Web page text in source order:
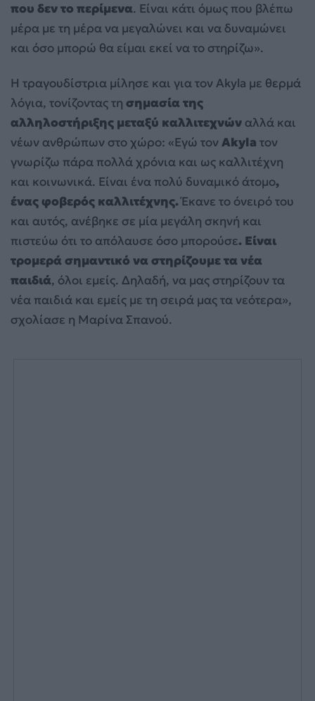
που δεν το περίμενα. Είναι κάτι όμως που βλέπω
μέρα με τη μέρα να μεγαλώνει και να δυναμώνει
και όσο μπορώ θα είμαι εκεί να το στηρίζω».
Η τραγουδίστρια μίλησε και για τον Akyla με θερμά
λόγια, τονίζοντας τη σημασία της
αλληλοστήριξης μεταξύ καλλιτεχνών αλλά και
νέων ανθρώπων στο χώρο: «Εγώ τονAkyla τον
γνωρίζω πάρα πολλά χρόνια και ως καλλιτέχνη
και κοινωνικά. Είναι ένα πολύ δυναμικό άτομο,
ένας φοβερός καλλιτέχνης.Έκανε το όνειρό του
και αυτός, ανέβηκε σε μία μεγάλη σκηνή και
πιστεύω ότι το απόλαυσε όσο μπορούσε. Είναι
τρομερά σημαντικό να στηρίζουμε τα νέα
παιδιά, όλοι εμείς. Δηλαδή, να μας στηρίζουν τα
νέα παιδιά και εμείς με τη σειρά μας τα νεότερα»,
σχολίασε η Μαρίνα Σπανού.